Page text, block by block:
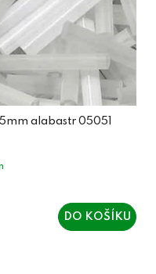
alabastr 05051
DO KOŠÍKU